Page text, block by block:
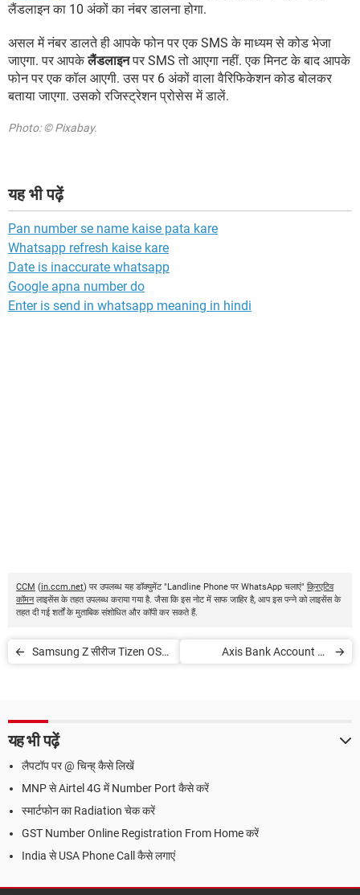
लैंडलाइन का 10 अंकों का नंबर डालना होगा.
असल में नंबर डालते ही आपके फोन पर एक SMS के माध्यम से कोड भेजा
जाएगा. पर आपकेलैंडलाइनपर SMS तो आएगा नहीं. एक मिनट के बाद आपके
फोन पर एक कॉल आएगी. उस पर 6 अंकों वाला वैरिफिकेशन कोड बोलकर
बताया जाएगा. उसको रजिस्ट्रेशन प्रोसेस में डालें.
Photo: © Pixabay.
यह भी पढ़ें
Pan number se name kaise pata kare
Whatsapp refresh kaise kare
Date is inaccurate whatsapp
Google apna number do
Enter is send in whatsapp meaning in hindi
CCM (in.ccm.net) पर उपलब्ध यह डॉक्युमेंट "Landline Phone पर WhatsApp चलाएं" क्रिएटिव
कॉमनलाइसेंस के तहत उपलब्ध कराया गया है. जैसा कि इस नोट में साफ जाहिर है, आप इस पन्ने को लाइसेंस के
तहत दी गई शर्तों के मुताबिक संशोधित और कॉपी कर सकते हैं.
Samsung Z सीरीज Tizen OS
Axis Bank Account की
यह भी पढ़ें
लैपटॉप पर @ चिन्ह् कैसे लिखें
MNP से Airtel 4G में Number Port कैसे करें
स्मार्टफोन का Radiation चेक करें
GST Number Online Registration From Home करें
India से USA Phone Call कैसे लगाएं